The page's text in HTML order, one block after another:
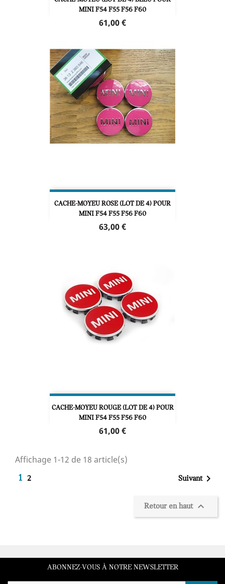
MINI F54 F55 F56 F60
Prix
61,00 €
CACHE-MOYEU ROSE (LOT DE 4) POUR
MINI F54 F55 F56 F60
Prix
63,00 €
CACHE-MOYEU ROUGE (LOT DE 4) POUR
MINI F54 F55 F56 F60
Prix
61,00 €
Affichage 1-12 de 18 article(s)
1 2 Suivant
Retour en haut 
ABONNEZ-VOUS À NOTRE NEWSLETTER